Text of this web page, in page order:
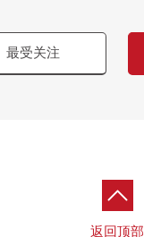
最受关注
返回顶部